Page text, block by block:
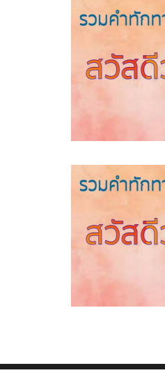
pagination